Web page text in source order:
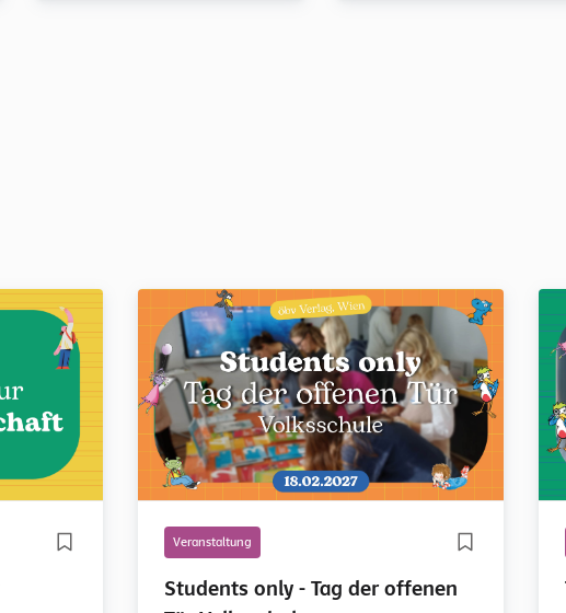
Veranstaltung
Students only - Tag der offenen